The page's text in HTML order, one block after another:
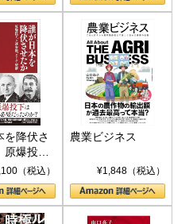
を降伏さ
爆投
参戦、そ
(PHP新
（税込）
農業ビジネス
¥1,848（税込）